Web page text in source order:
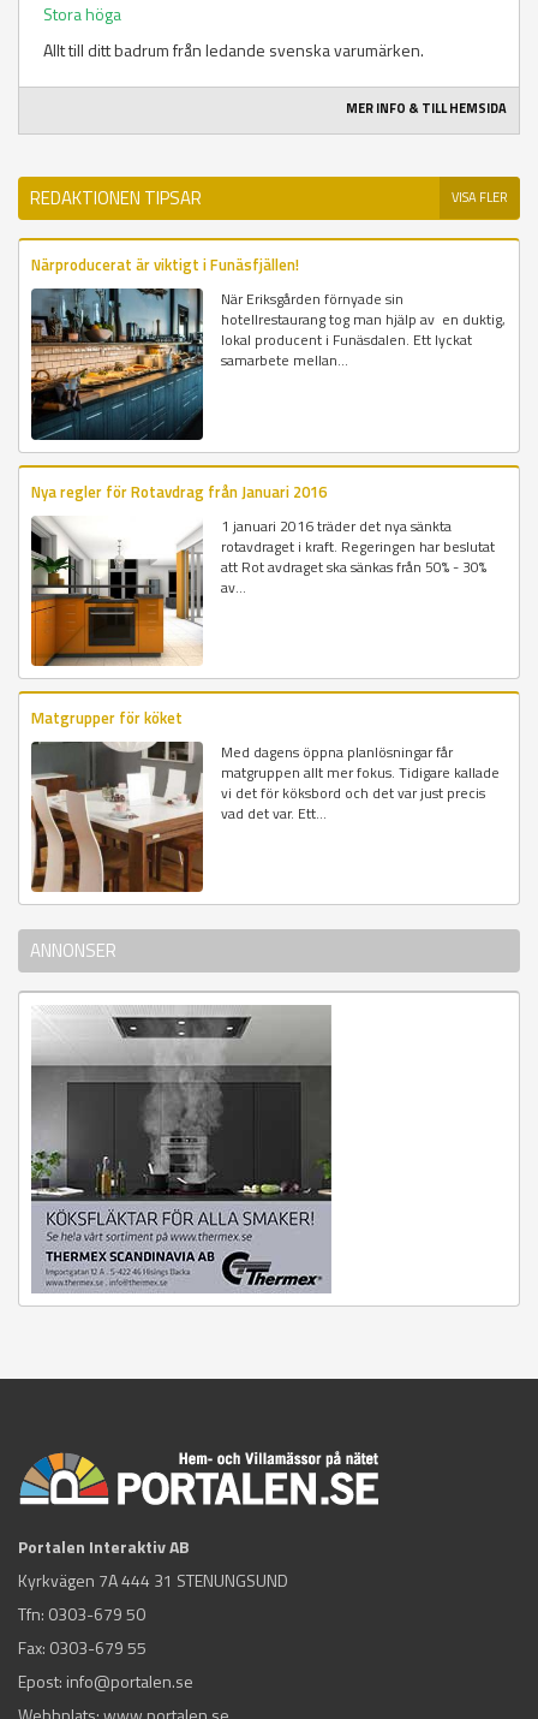
Stora höga
Allt till ditt badrum från ledande svenska varumärken.
MER INFO & TILL HEMSIDA
REDAKTIONEN TIPSAR VISA FLER
Närproducerat är viktigt i Funäsfjällen!
När Eriksgården förnyade sin
hotellrestaurang tog man hjälp av en duktig,
lokal producent i Funäsdalen. Ett lyckat
samarbete mellan...
Nya regler för Rotavdrag från Januari 2016
1 januari 2016 träder det nya sänkta
rotavdraget i kraft. Regeringen har beslutat
att Rot avdraget ska sänkas från 50% - 30%
av...
Matgrupper för köket
Med dagens öppna planlösningar får
matgruppen allt mer fokus. Tidigare kallade
vi det för köksbord och det var just precis
vad det var. Ett...
ANNONSER
Portalen Interaktiv AB
Kyrkvägen 7A 444 31 STENUNGSUND
Tfn: 0303-679 50
Fax: 0303-679 55
Epost: info@portalen.se